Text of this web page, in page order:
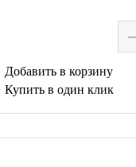
Добавить в корзину
Купить в один клик